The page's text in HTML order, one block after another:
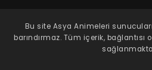
Bu site Asya Animeleri
barındırmaz. Tüm içerik,